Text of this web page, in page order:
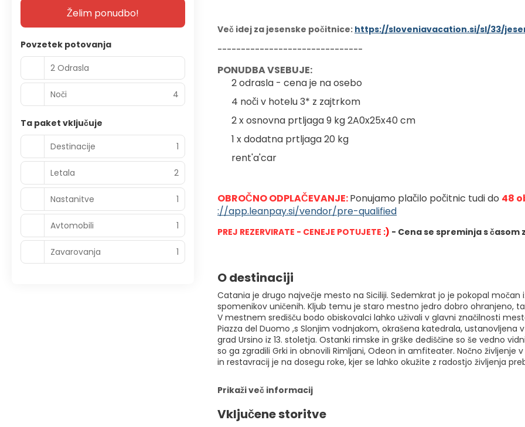
Več idej za jesenske počitnice: https://sloveniavacation.si/sl/33/
-------------------------------
PONUDBA VSEBUJE:
2 odrasla - cena je na osebo
4 noči v hotelu 3* z zajtrkom
2 x osnovna prtljaga 9 kg 2A0x25x40 cm
1 x dodatna prtljaga 20 kg
rent'a'car
OBROČNO ODPLAČEVANJE: Ponujamo plačilo počitnic tudi do 48
://app.leanpay.si/vendor/pre-qualified
PREJ REZERVIRATE - CENEJE POTUJETE :) - Cena se spreminja s
O destinaciji
Catania je drugo največje mesto na Siciliji. Sedemkrat jo je pokopal
spomenikov uničenih. Kljub temu je staro mestno jedro dobro ohranjeno,
V mestnem središču bodo obiskovalci lahko uživali v glavni značilnosti
Piazza del Duomo ,s Slonjim vodnjakom, okrašena katedrala, ustanovljena
grad Ursino iz 13. stoletja. Ostanki rimske in grške dediščine so še vedno
so ga zgradili Grki in obnovili Rimljani, Odeon in amfiteater. Nočno
in restavracij je na dosegu roke, kjer se lahko okužite z radostjo življenja
Prikaži več informacij
Vključene storitve
Želim ponudbo!
Povzetek potovanja
2 Odrasla
Noči 4
Ta paket vključuje
Destinacije
1
Letala 2
Nastanitve 1
Avtomobili 1
Zavarovanja 1